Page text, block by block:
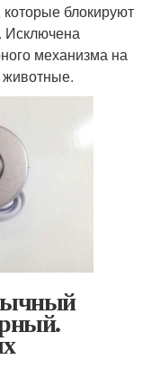
блокируют
Исключена
механизма на